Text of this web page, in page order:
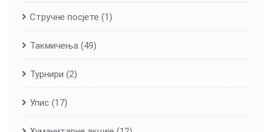
Стручне посјете (1)
Такмичења (49)
Турнири (2)
Упис (17)